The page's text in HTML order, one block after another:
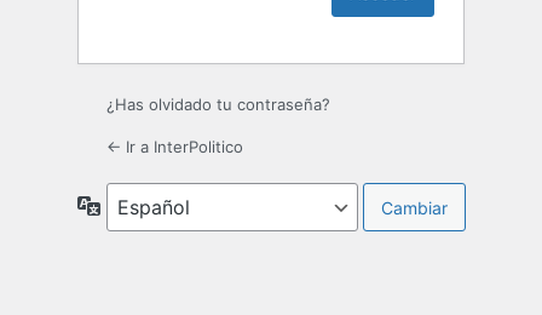
¿Has olvidado tu contraseña?
← Ir a InterPolitico
Idioma